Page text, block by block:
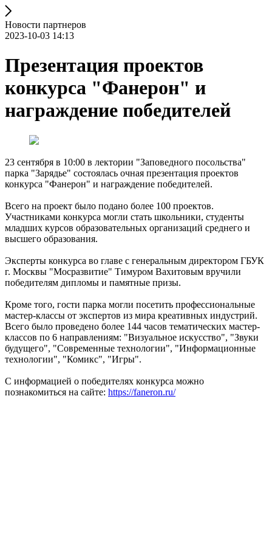
Новости партнеров
2023-10-03 14:13
Презентация проектов
конкурса "Фанерон" и
награждение победителей
23 сентября в 10:00 в лектории "Заповедного посольства"
парка "Зарядье" состоялась очная презентация проектов
конкурса "Фанерон" и награждение победителей.
Всего на проект было подано более 100 проектов.
Участниками конкурса могли стать школьники, студенты
младших курсов образовательных организаций среднего и
высшего образования.
Эксперты конкурса во главе с генеральным директором ГБУК
г. Москвы "Мосразвитие" Тимуром Вахитовым вручили
победителям дипломы и памятные призы.
Кроме того, гости парка могли посетить профессиональные
мастер-классы от экспертов из мира креативных индустрий.
Всего было проведено более 144 часов тематических мастер-
классов по 6 направлениям: "Визуальное искусство", "Звуки
будущего", "Современные технологии", "Информационные
технологии", "Комикс", "Игры".
С информацией о победителях конкурса можно
познакомиться на сайте: https://faneron.ru/